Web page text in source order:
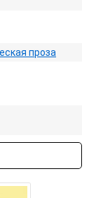
проза